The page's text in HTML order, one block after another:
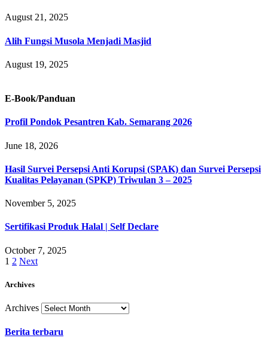
August 21, 2025
Alih Fungsi Musola Menjadi Masjid
August 19, 2025
E-Book/Panduan
Profil Pondok Pesantren Kab. Semarang 2026
June 18, 2026
Hasil Survei Persepsi Anti Korupsi (SPAK) dan Survei Persepsi
Kualitas Pelayanan (SPKP) Triwulan 3 – 2025
November 5, 2025
Sertifikasi Produk Halal | Self Declare
October 7, 2025
1 2 Next
Archives
Archives
Berita terbaru